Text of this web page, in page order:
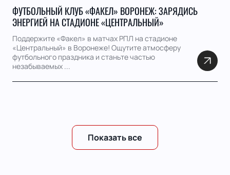
ФУТБОЛЬНЫЙ КЛУБ «ФАКЕЛ» ВОРОНЕЖ: ЗАРЯДИСЬ
ЭНЕРГИЕЙ НА СТАДИОНЕ «ЦЕНТРАЛЬНЫЙ»
Поддержите «Факел» в матчах РПЛ на стадионе
«Центральный» в Воронеже! Ощутите атмосферу
футбольного праздника и станьте частью
незабываемых ...
Показать все